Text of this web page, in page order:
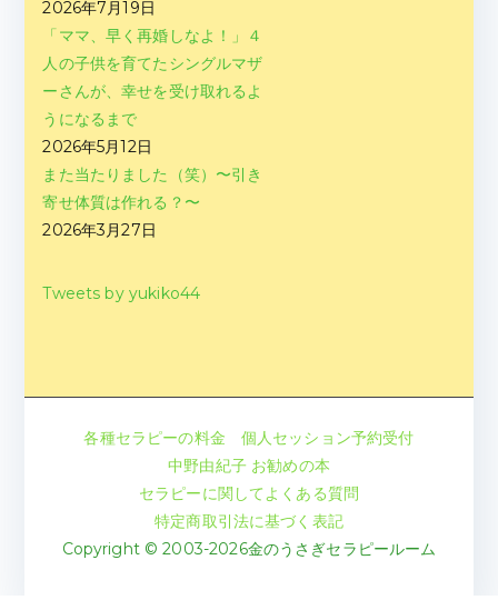
2026年7月19日
「ママ、早く再婚しなよ！」４
人の子供を育てたシングルマザ
ーさんが、幸せを受け取れるよ
うになるまで
2026年5月12日
また当たりました（笑）〜引き
寄せ体質は作れる？〜
2026年3月27日
Tweets by yukiko44
各種セラピーの料金
個人セッション予約受付
中野由紀子 お勧めの本
セラピーに関してよくある質問
特定商取引法に基づく表記
Copyright © 2003-2026金のうさぎセラピールーム